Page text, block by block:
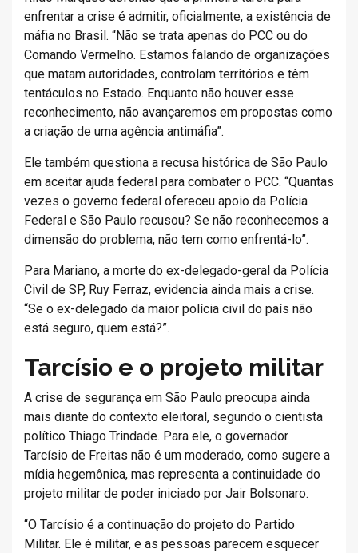
enfrentar a crise é admitir, oficialmente, a existência de
máfia no Brasil. “Não se trata apenas do PCC ou do
Comando Vermelho. Estamos falando de organizações
que matam autoridades, controlam territórios e têm
tentáculos no Estado. Enquanto não houver esse
reconhecimento, não avançaremos em propostas como
a criação de uma agência antimáfia”.
Ele também questiona a recusa histórica de São Paulo
em aceitar ajuda federal para combater o PCC. “Quantas
vezes o governo federal ofereceu apoio da Polícia
Federal e São Paulo recusou? Se não reconhecemos a
dimensão do problema, não tem como enfrentá-lo”.
Para Mariano, a morte do ex-delegado-geral da Polícia
Civil de SP, Ruy Ferraz, evidencia ainda mais a crise.
“Se o ex-delegado da maior polícia civil do país não
está seguro, quem está?”.
Tarcísio e o projeto militar
A crise de segurança em São Paulo preocupa ainda
mais diante do contexto eleitoral, segundo o cientista
político Thiago Trindade. Para ele, o governador
Tarcísio de Freitas não é um moderado, como sugere a
mídia hegemônica, mas representa a continuidade do
projeto militar de poder iniciado por Jair Bolsonaro.
“O Tarcísio é a continuação do projeto do Partido
Militar. Ele é militar, e as pessoas parecem esquecer